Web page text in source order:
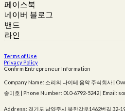
페이스북
네이버 블로그
밴드
라인
Terms of Use
Privacy Policy
Confirm Entrepreneur Information
Company Name: 소리의 나이테 음악 주식회사 |
송미호 | Phone Number: 010-6792-5242 | Email:
Address: 경기도 남양주시 북한강로1462번길